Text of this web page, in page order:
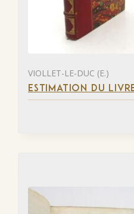
VIOLLET-LE-DUC (E.)
ESTIMATION DU